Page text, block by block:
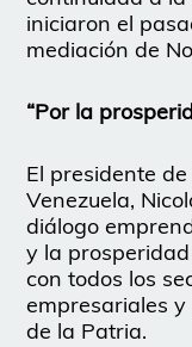
iniciaron el
mediación de
“Por la
El presidente
Venezuela,
diálogo
y la
con todos los
empresariales
de la Patria.